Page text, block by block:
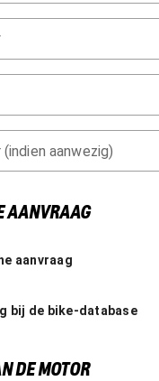
aanwezig)
AANVRAAG
aanvraag
bij de bike-database
DE MOTOR